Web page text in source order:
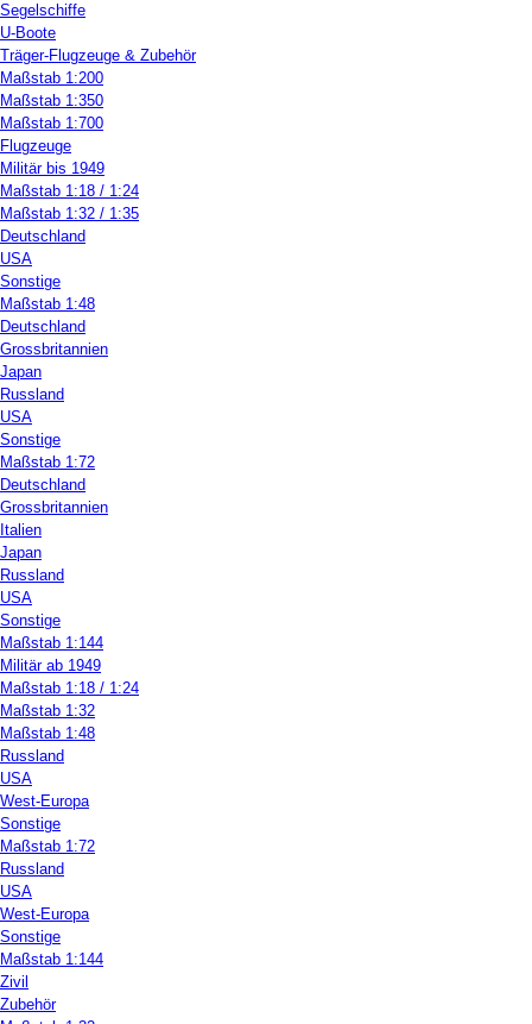
Segelschiffe
U-Boote
Träger-Flugzeuge & Zubehör
Maßstab 1:200
Maßstab 1:350
Maßstab 1:700
Flugzeuge
Militär bis 1949
Maßstab 1:18 / 1:24
Maßstab 1:32 / 1:35
Deutschland
USA
Sonstige
Maßstab 1:48
Deutschland
Grossbritannien
Japan
Russland
USA
Sonstige
Maßstab 1:72
Deutschland
Grossbritannien
Italien
Japan
Russland
USA
Sonstige
Maßstab 1:144
Militär ab 1949
Maßstab 1:18 / 1:24
Maßstab 1:32
Maßstab 1:48
Russland
USA
West-Europa
Sonstige
Maßstab 1:72
Russland
USA
West-Europa
Sonstige
Maßstab 1:144
Zivil
Zubehör